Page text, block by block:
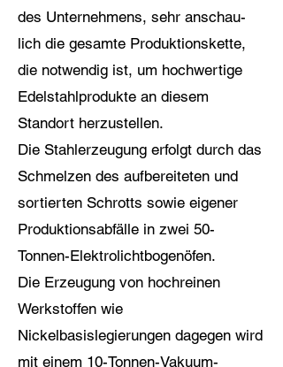
des Unternehmens, sehr anschau-
lich die gesamte Produktionskette,
die notwendig ist, um hochwertige
Edelstahlprodukte an diesem
Standort herzustellen.
Die Stahlerzeugung erfolgt durch das
Schmelzen des aufbereiteten und
sortierten Schrotts sowie eigener
Produktionsabfälle in zwei 50-
Tonnen-Elektrolichtbogenöfen.
Die Erzeugung von hochreinen
Werkstoffen wie
Nickelbasislegierungen dagegen wird
mit einem 10-Tonnen-Vakuum-